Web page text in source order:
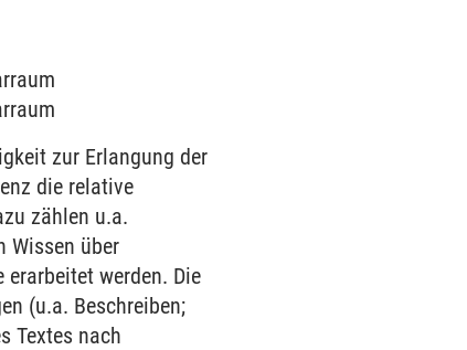
zur Erlangung der
die relative
zählen u.a.
Wissen über
werden. Die
(u.a. Beschreiben;
Textes nach